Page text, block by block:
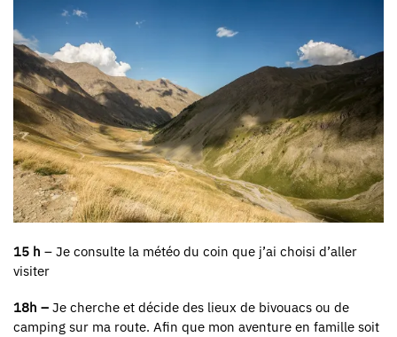
15 h – Je consulte la météo du coin que j’ai choisi d’aller
visiter
18h – Je cherche et décide des lieux de bivouacs ou de
camping sur ma route. Afin que mon aventure en famille soit